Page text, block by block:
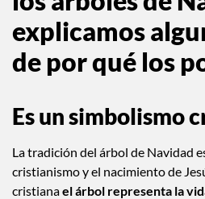
¿Cuál es la
los árboles de
de por qué los
Es un simbolismo